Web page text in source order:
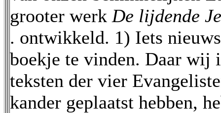
grooter werk De lijdende
. ontwikkeld. 1) Iets
boekje te vinden. Daar wij
teksten der vier
kander geplaatst hebben,